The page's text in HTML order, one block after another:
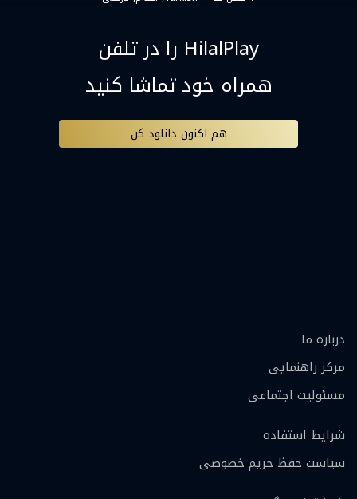
HilalPlay را در تلفن
همراه خود تماشا کنید
هم اکنون دانلود کن
درباره ما
مرکز راهنمایی
مسئولیت اجتماعی
شرایط استفاده
سیاست حفظ حریم خصوصی